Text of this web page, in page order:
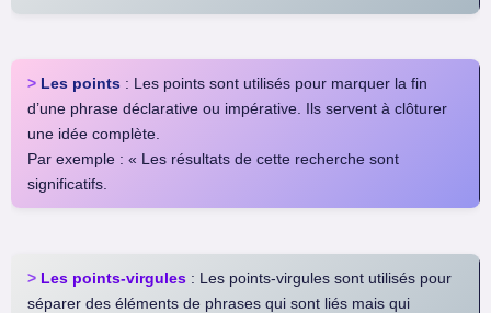
> Les points : Les points sont utilisés pour marquer la fin
d’une phrase déclarative ou impérative. Ils servent à clôturer
une idée complète.
Par exemple : « Les résultats de cette recherche sont
significatifs.
> Les points-virgules : Les points-virgules sont utilisés pour
séparer des éléments de phrases qui sont liés mais qui